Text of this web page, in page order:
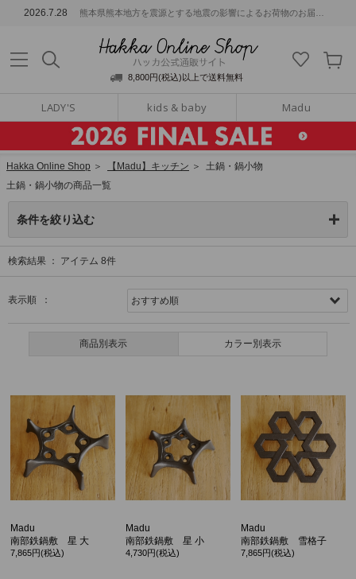
2026.7.28 熊本県熊本地方を震源とする地震の影響によるお荷物のお届けについて
8,800円(税込)以上で送料無料
LADY'S kids & baby Madu
通販サイト
Hakka Online Shop ＞ 【Madu】キッチン ＞ 土鍋・鍋小物
土鍋・鍋小物の商品一覧
条件を絞り込む
検索結果 ： アイテム 8件
表示順 ：
商品別表示 カラー別表示
Madu
南部鉄鍋敷 星 大
7,865円(税込)
Madu
南部鉄鍋敷 星 小
4,730円(税込)
Madu
南部鉄鍋敷 雪格子
7,865円(税込)